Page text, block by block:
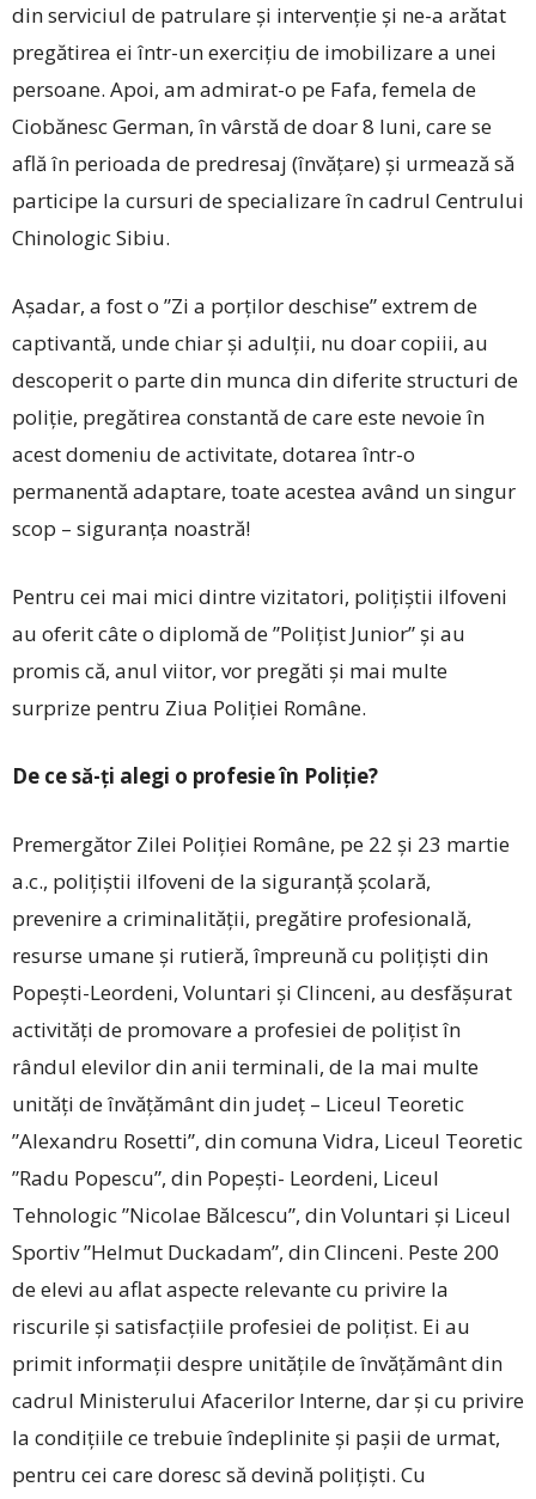
din serviciul de patrulare și intervenție și ne-a arătat
pregătirea ei într-un exercițiu de imobilizare a unei
persoane. Apoi, am admirat-o pe Fafa, femela de
Ciobănesc German, în vârstă de doar 8 luni, care se
află în perioada de predresaj (învățare) și urmează să
participe la cursuri de specializare în cadrul Centrului
Chinologic Sibiu.
Așadar, a fost o ”Zi a porților deschise” extrem de
captivantă, unde chiar și adulții, nu doar copiii, au
descoperit o parte din munca din diferite structuri de
poliție, pregătirea constantă de care este nevoie în
acest domeniu de activitate, dotarea într-o
permanentă adaptare, toate acestea având un singur
scop – siguranța noastră!
Pentru cei mai mici dintre vizitatori, polițiștii ilfoveni
au oferit câte o diplomă de ”Polițist Junior” și au
promis că, anul viitor, vor pregăti și mai multe
surprize pentru Ziua Poliției Române.
De ce să-ți alegi o profesie în Poliție?
Premergător Zilei Poliției Române, pe 22 și 23 martie
a.c., polițiștii ilfoveni de la siguranță școlară,
prevenire a criminalității, pregătire profesională,
resurse umane și rutieră, împreună cu polițiști din
Popești-Leordeni, Voluntari și Clinceni, au desfășurat
activități de promovare a profesiei de polițist în
rândul elevilor din anii terminali, de la mai multe
unități de învățământ din județ – Liceul Teoretic
”Alexandru Rosetti”, din comuna Vidra, Liceul Teoretic
”Radu Popescu”, din Popești- Leordeni, Liceul
Tehnologic ”Nicolae Bălcescu”, din Voluntari și Liceul
Sportiv ”Helmut Duckadam”, din Clinceni. Peste 200
de elevi au aflat aspecte relevante cu privire la
riscurile și satisfacțiile profesiei de polițist. Ei au
primit informații despre unitățile de învățământ din
cadrul Ministerului Afacerilor Interne, dar și cu privire
la condițiile ce trebuie îndeplinite și pașii de urmat,
pentru cei care doresc să devină polițiști. Cu